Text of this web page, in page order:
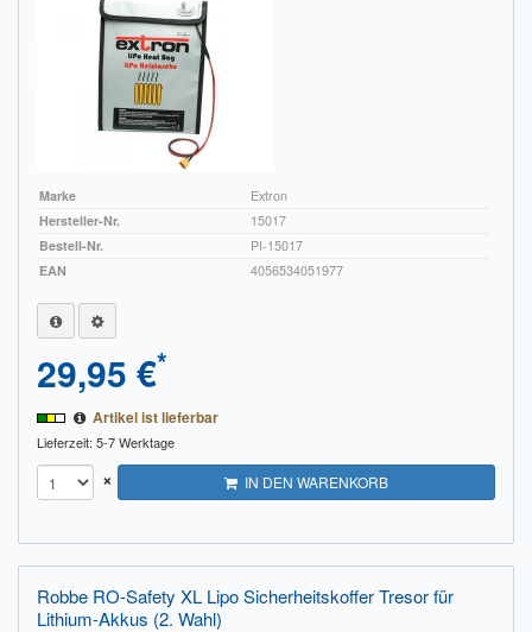
ÜBER UNS
Was wir bieten
Unsere Philosophie
Marke
Extron
Hersteller-Nr.
15017
Bestell-Nr.
PI-15017
EAN
4056534051977
29,95 €*
Artikel ist lieferbar
Lieferzeit: 5-7 Werktage
× IN DEN WARENKORB
Robbe RO-Safety XL Lipo Sicherheitskoffer Tresor für
Lithium-Akkus (2. Wahl)